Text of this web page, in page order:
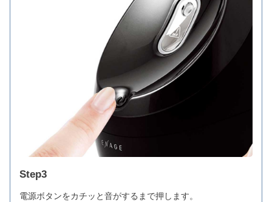
Step3
電源ボタンをカチッと音がするまで押します。